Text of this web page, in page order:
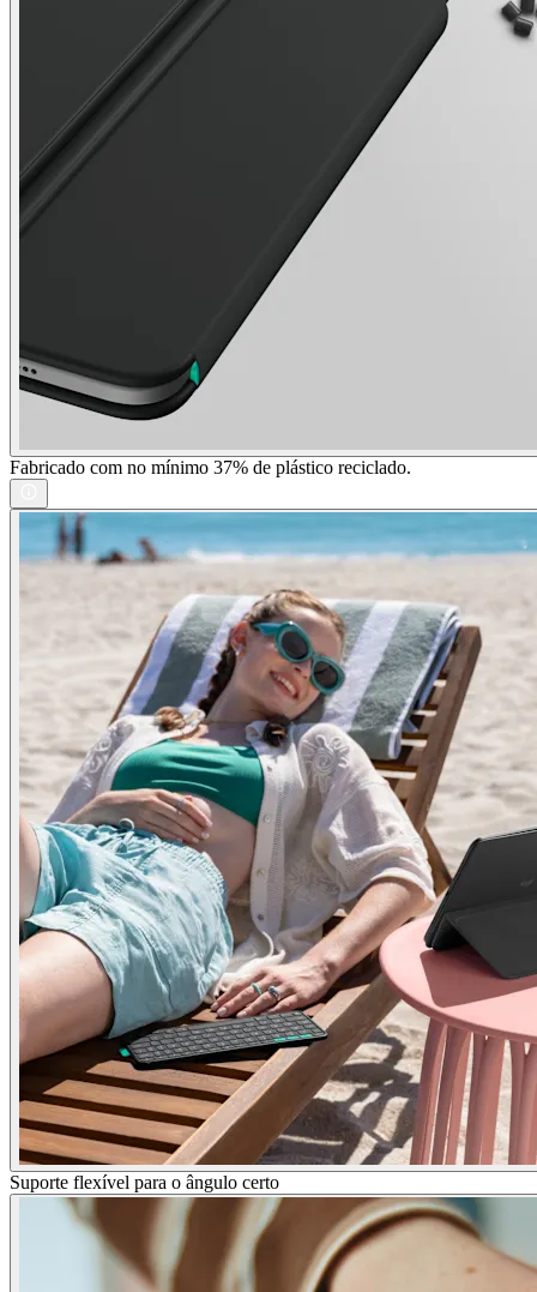
Fabricado com no mínimo 37% de plástico reciclado.
Suporte flexível para o ângulo certo